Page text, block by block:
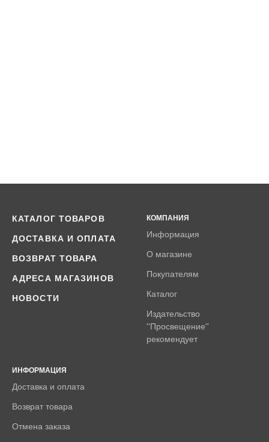
КАТАЛОГ ТОВАРОВ
ДОСТАВКА И ОПЛАТА
ВОЗВРАТ ТОВАРА
АДРЕСА МАГАЗИНОВ
НОВОСТИ
КОМПАНИЯ
Информация
О магазине
Покупателям
Каталог
Издательство
''Просвещение''
рекомендует
ИНФОРМАЦИЯ
Доставка и оплата
Возврат товара
Отмена заказа